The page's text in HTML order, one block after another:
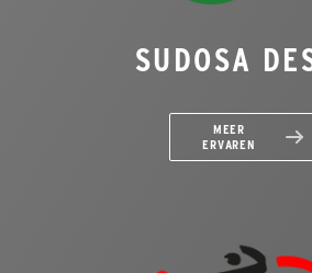
SUDOSA
MEER
ERVAREN